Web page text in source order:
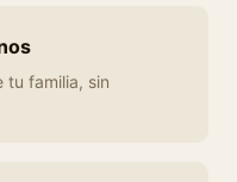
tu familia, sin